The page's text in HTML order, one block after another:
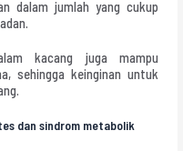
dalam jumlah yang cukup
kacang juga mampu
sehingga keinginan untuk
dan sindrom metabolik